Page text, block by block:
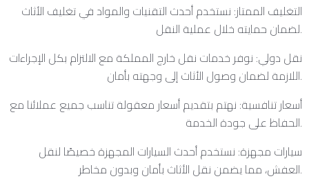
التغليف الممتاز: نستخدم أحدث التقنيات والمواد في تغليف الأثاث
لضمان حمايته خلال عملية النقل.
نقل دولي: نوفر خدمات نقل خارج المملكة مع الالتزام بكل الإجراءات
اللازمة لضمان وصول الأثاث إلى وجهته بأمان.
أسعار تنافسية: نهتم بتقديم أسعار معقولة تناسب جميع عملائنا مع
الحفاظ على جودة الخدمة.
سيارات مجهزة: نستخدم أحدث السيارات المجهزة خصيصًا لنقل
العفش، مما يضمن نقل الأثاث بأمان وبدون مخاطر.